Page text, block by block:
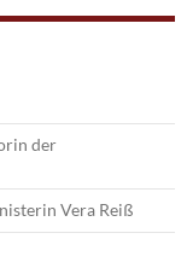
der
Vera Reiß